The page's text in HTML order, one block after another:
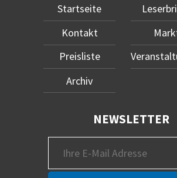
Startseite
Kontakt
Preisliste
Archiv
NEWSLETTER